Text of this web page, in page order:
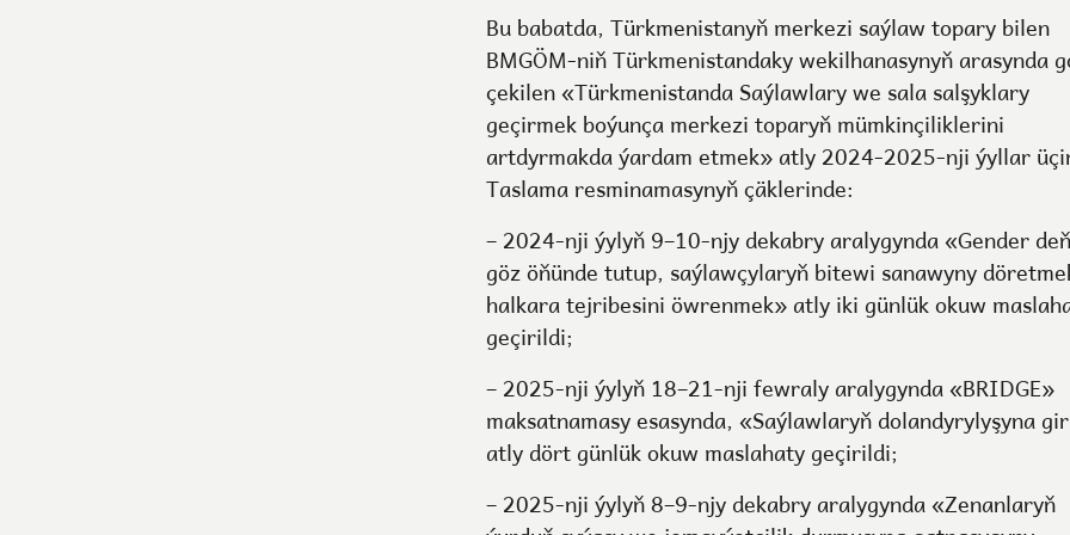
Bu babatda, Türkmenistanyň merkezi saýlaw topary bilen
BMGÖM-niň Türkmenistandaky wekilhanasynyň arasynda
çekilen «Türkmenistanda Saýlawlary we sala salşyklary
geçirmek boýunça merkezi toparyň mümkinçiliklerini
artdyrmakda ýardam etmek» atly 2024-2025-nji ýyllar
Taslama resminamasynyň çäklerinde:
– 2024-nji ýylyň 9–10-njy dekabry aralygynda «Gender
göz öňünde tutup, saýlawçylaryň bitewi sanawyny
halkara tejribesini öwrenmek» atly iki günlük okuw
geçirildi;
– 2025-nji ýylyň 18–21-nji fewraly aralygynda «BRIDGE»
maksatnamasy esasynda, «Saýlawlaryň dolandyrylyşyna
atly dört günlük okuw maslahaty geçirildi;
– 2025-nji ýylyň 8–9-njy dekabry aralygynda «Zenanlaryň